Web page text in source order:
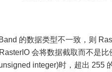
的数据类型不一致，则
会将数据截取而不是比
integer)时，超出 255